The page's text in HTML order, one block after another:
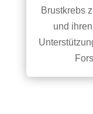
Brustkrebs
und